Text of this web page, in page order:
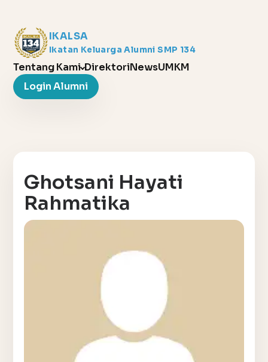
IKALSA
Ikatan Keluarga Alumni SMP 134
Tentang Kami DirektoriNewsUMKM
Login Alumni
Ghotsani Hayati
Rahmatika